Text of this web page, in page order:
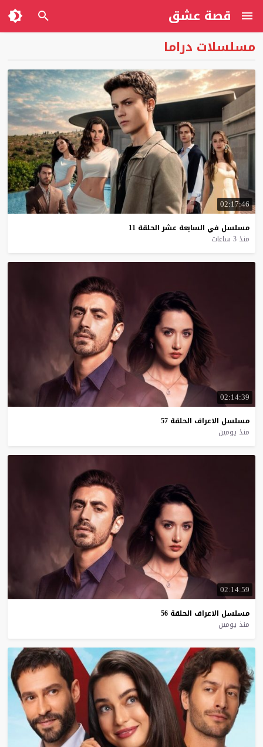
قصة عشق
مسلسلات دراما
02:17:46
مسلسل في السابعة عشر الحلقة 11
منذ 3 ساعات
02:14:39
مسلسل الاعراف الحلقة 57
منذ يومين
02:14:59
مسلسل الاعراف الحلقة 56
منذ يومين